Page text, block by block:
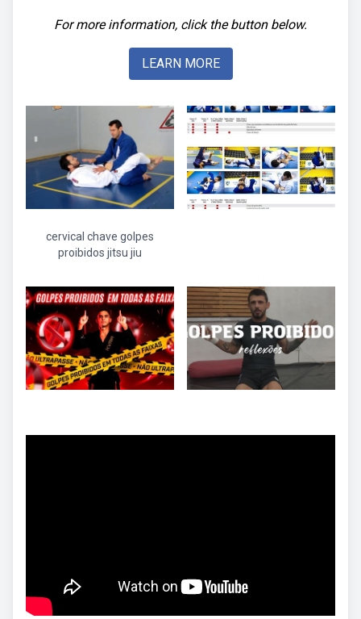
For more information, click the button below.
LEARN MORE
cervical chave golpes
proibidos jitsu jiu